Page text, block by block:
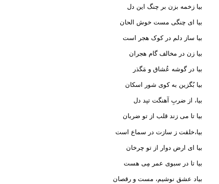
بیا زخمه بزن بر چنگ این دل
بیا ای چنگی مست خوش الحان
بیا ساز دلم در کوک هجر است
بیا زن در مخالف گام هجران
بیا در گوشه عُشاق و مَگذر
بیا بُگزین به کوی شور اسکان
بیا، از ضربِ آهنگت تپد دل
بیا تا می زند قلب از تو ضربان
بیا،خلقت ز سازت در سماع است
بیا ای ارض دوار از تو چرخان
بیا تا در سبوی عمر مِی هست
بیاد عشق نوشیم، مست و رقصان